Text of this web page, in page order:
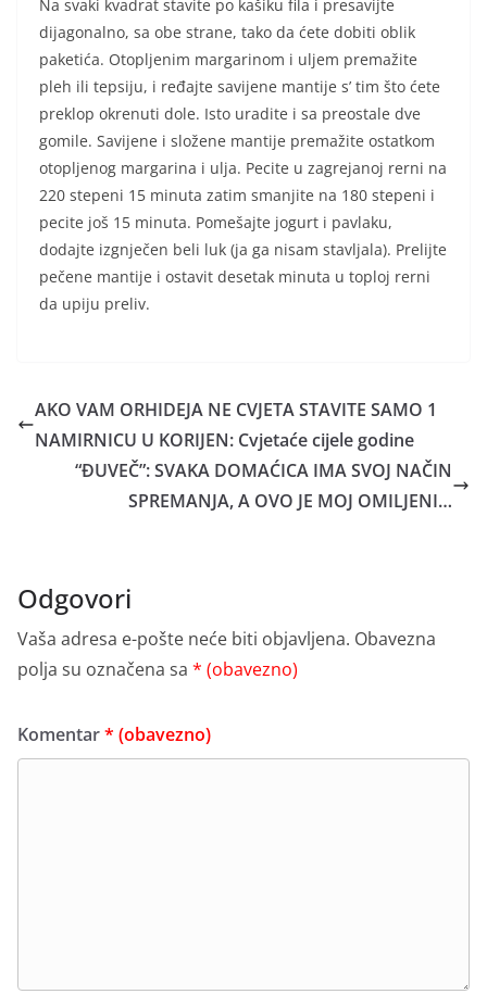
Na svaki kvadrat stavite po kašiku fila i presavijte
dijagonalno, sa obe strane, tako da ćete dobiti oblik
paketića. Otopljenim margarinom i uljem premažite
pleh ili tepsiju, i ređajte savijene mantije s’ tim što ćete
preklop okrenuti dole. Isto uradite i sa preostale dve
gomile. Savijene i složene mantije premažite ostatkom
otopljenog margarina i ulja. Pecite u zagrejanoj rerni na
220 stepeni 15 minuta zatim smanjite na 180 stepeni i
pecite još 15 minuta. Pomešajte jogurt i pavlaku,
dodajte izgnječen beli luk (ja ga nisam stavljala). Prelijte
pečene mantije i ostavit desetak minuta u toploj rerni
da upiju preliv.
AKO VAM ORHIDEJA NE CVJETA STAVITE SAMO 1
NAMIRNICU U KORIJEN: Cvjetaće cijele godine
“ĐUVEČ”: SVAKA DOMAĆICA IMA SVOJ NAČIN
SPREMANJA, A OVO JE MOJ OMILJENI…
Odgovori
Vaša adresa e-pošte neće biti objavljena. Obavezna
polja su označena sa * (obavezno)
Komentar* (obavezno)